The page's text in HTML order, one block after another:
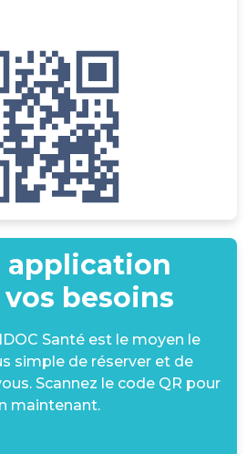
application
besoins
Santé est le moyen le
simple de réserver et de
Scannez le code QR pour
maintenant.